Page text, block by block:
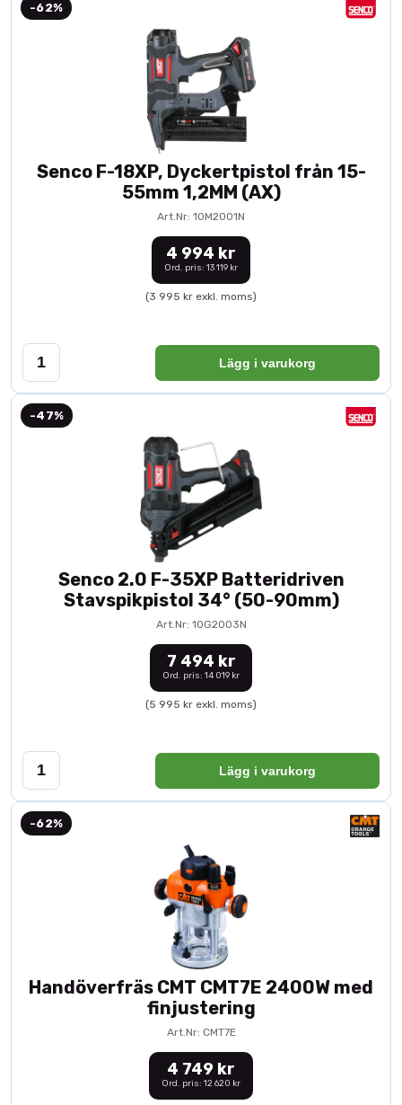
-62%
Senco F-18XP, Dyckertpistol från 15-
55mm 1,2MM (AX)
Art.Nr: 10M2001N
4 994 kr
Ord. pris: 13 119 kr
(3 995 kr exkl. moms)
Lägg i varukorg
-47%
Senco 2.0 F-35XP Batteridriven
Stavspikpistol 34° (50-90mm)
Art.Nr: 10G2003N
7 494 kr
Ord. pris: 14 019 kr
(5 995 kr exkl. moms)
Lägg i varukorg
-62%
Handöverfräs CMT CMT7E 2400W med
finjustering
Art.Nr: CMT7E
4 749 kr
Ord. pris: 12 620 kr